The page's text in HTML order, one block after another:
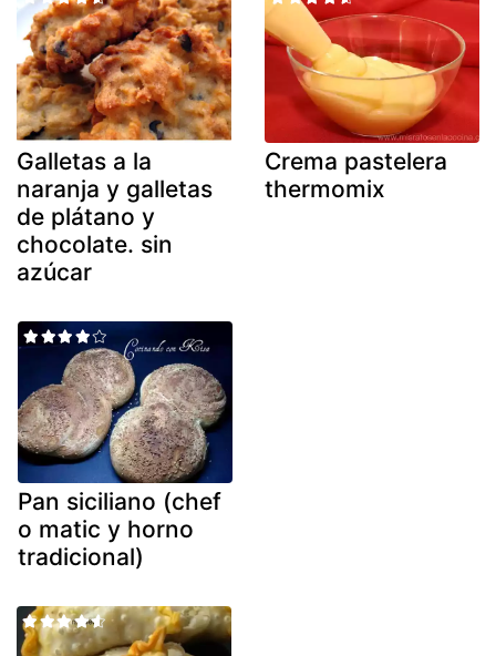
Galletas a la
naranja y galletas
de plátano y
chocolate. sin
azúcar
Crema pastelera
thermomix
Pan siciliano (chef
o matic y horno
tradicional)